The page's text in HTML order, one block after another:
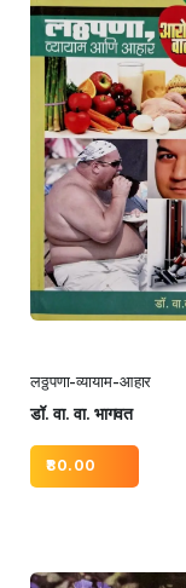
लठ्ठपणा-व्यायाम-आहार
डॉ. वा. वा. भागवत
80.00